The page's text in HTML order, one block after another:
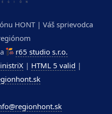
HONT | Váš sprievodca
r65 studio s.r.o.
| HTML 5 valid |